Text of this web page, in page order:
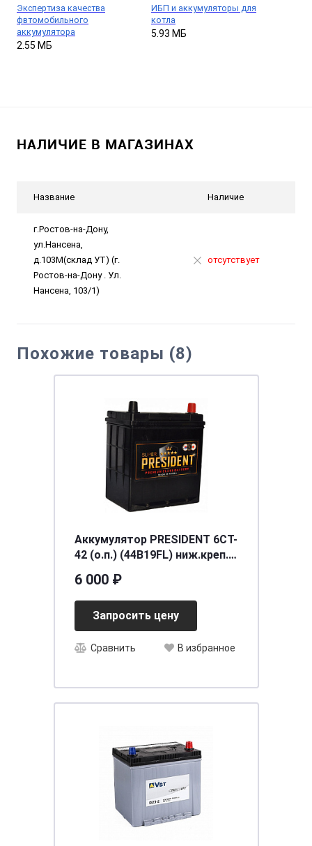
Экспертиза качества
фвтомобильного
аккумулятора
2.55 МБ
ИБП и аккумуляторы для
котла
5.93 МБ
НАЛИЧИЕ В МАГАЗИНАХ
Название Наличие
г.Ростов-на-Дону,
ул.Нансена,
д.103М(склад УТ) (г.
Ростов-на-Дону . Ул.
Нансена, 103/1)
отсутствует
Похожие товары (8)
Аккумулятор PRESIDENT 6СТ-
42 (о.п.) (44B19FL) ниж.креп.
6 000 ₽
Запросить цену
Сравнить В избранное